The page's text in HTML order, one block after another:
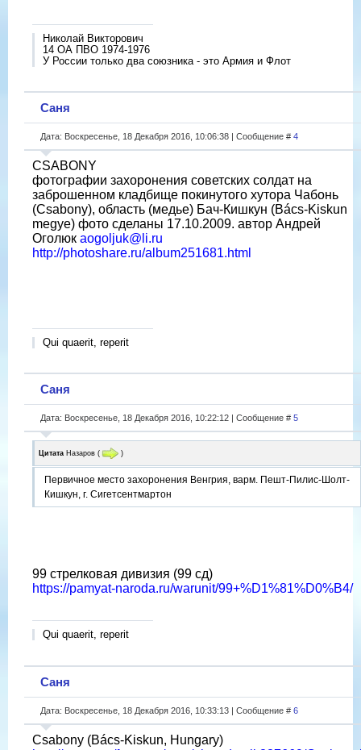
Николай Викторович
14 ОА ПВО 1974-1976
У России только два союзника - это Армия и Флот
Саня
Дата: Воскресенье, 18 Декабря 2016, 10:06:38 | Сообщение # 4
CSABONY
фотографии захоронения советских солдат на
заброшенном кладбище покинутого хутора Чабонь
(Csabony), область (медье) Бач-Кишкун (Bács-Kiskun
megye) фото сделаны 17.10.2009. автор Андрей
Оголюк aogoljuk@li.ru
http://photoshare.ru/album251681.html
Qui quaerit, reperit
Саня
Дата: Воскресенье, 18 Декабря 2016, 10:22:12 | Сообщение # 5
Цитата Назаров ( )
Первичное место захоронения Венгрия, варм. Пешт-Пилис-Шолт-
Кишкун, г. Сигетсентмартон
99 стрелковая дивизия (99 сд)
https://pamyat-naroda.ru/warunit/99+%D1%81%D0%B4/
Qui quaerit, reperit
Саня
Дата: Воскресенье, 18 Декабря 2016, 10:33:13 | Сообщение # 6
Csabony (Bács-Kiskun, Hungary)